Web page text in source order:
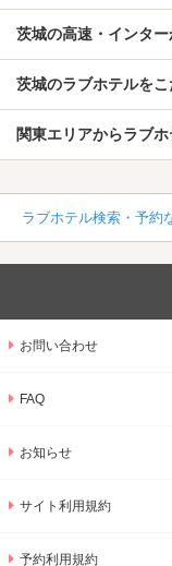
茨城の高速・インタ
茨城のラブホテルを
関東エリアからラブ
ラブホテル検索・予約
お問い合わせ
FAQ
お知らせ
サイト利用規約
予約利用規約